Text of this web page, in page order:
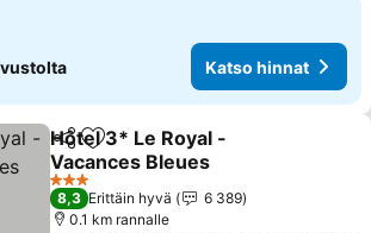
Katso hinnat
Jaa Lisää suosikkeihin
Hôtel 3* Le Royal -
Vacances Bleues
3 Tähtiluokitus
8,3 Erittäin hyvä
6 389
0.1 km rannalle